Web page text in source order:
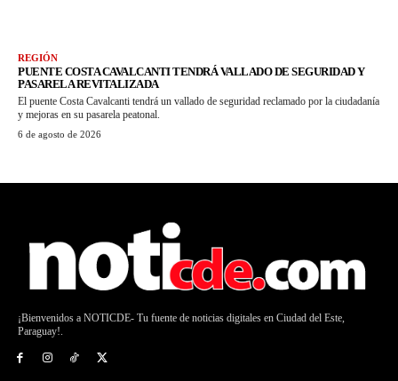
REGIÓN
PUENTE COSTA CAVALCANTI TENDRÁ VALLADO DE SEGURIDAD Y
PASARELA REVITALIZADA
El puente Costa Cavalcanti tendrá un vallado de seguridad reclamado por la ciudadanía
y mejoras en su pasarela peatonal.
6 de agosto de 2026
¡Bienvenidos a NOTICDE- Tu fuente de noticias digitales en Ciudad del Este,
Paraguay!.